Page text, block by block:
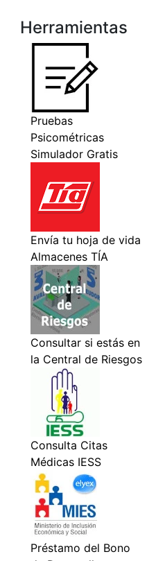
Herramientas